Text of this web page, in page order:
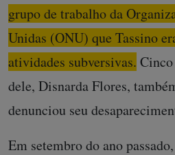
grupo de trabalho da
Unidas (ONU) que Tassino
atividades subversivas.
dele, Disnarda Flores,
denunciou seu
Em setembro do ano passado,